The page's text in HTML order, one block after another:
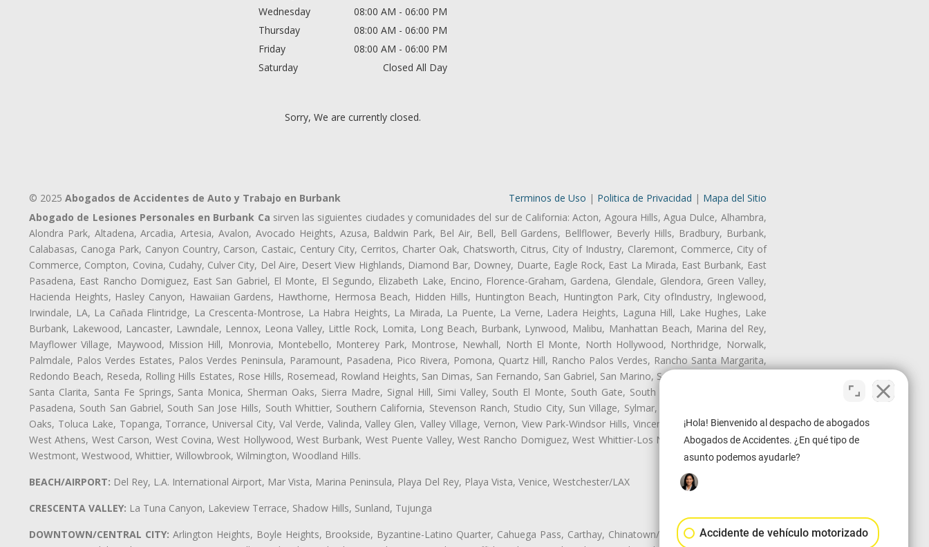
Wednesday
08:00 AM - 06:00 PM
Thursday
08:00 AM - 06:00 PM
Friday
08:00 AM - 06:00 PM
Saturday
Closed All Day
Sorry, We are currently closed.
© 2025 Abogados de Accidentes de Auto y Trabajo en Burbank Terminos de Uso | Politica de Privacidad | Mapa del Sitio
Abogado de Lesiones Personales en Burbank Ca sirven las siguientes ciudades y comunidades del sur de California: Acton, Agoura Hills, Agua Dulce, Alhambra,
Alondra Park, Altadena, Arcadia, Artesia, Avalon, Avocado Heights, Azusa, Baldwin Park, Bel Air, Bell, Bell Gardens, Bellflower, Beverly Hills, Bradbury, Burbank,
Calabasas, Canoga Park, Canyon Country, Carson, Castaic, Century City, Cerritos, Charter Oak, Chatsworth, Citrus, City of Industry, Claremont, Commerce, City of
Commerce, Compton, Covina, Cudahy, Culver City, Del Aire, Desert View Highlands, Diamond Bar, Downey, Duarte, Eagle Rock, East La Mirada, East Burbank, East
Pasadena, East Rancho Domiguez, East San Gabriel, El Monte, El Segundo, Elizabeth Lake, Encino, Florence-Graham, Gardena, Glendale, Glendora, Green Valley,
Hacienda Heights, Hasley Canyon, Hawaiian Gardens, Hawthorne, Hermosa Beach, Hidden Hills, Huntington Beach, Huntington Park, City ofIndustry, Inglewood,
Irwindale, LA, La Cañada Flintridge, La Crescenta-Montrose, La Habra Heights, La Mirada, La Puente, La Verne, Ladera Heights, Laguna Hill, Lake Hughes, Lake
Burbank, Lakewood, Lancaster, Lawndale, Lennox, Leona Valley, Little Rock, Lomita, Long Beach, Burbank, Lynwood, Malibu, Manhattan Beach, Marina del Rey,
Mayflower Village, Maywood, Mission Hill, Monrovia, Montebello, Monterey Park, Montrose, Newhall, North El Monte, North Hollywood, Northridge, Norwalk,
Palmdale, Palos Verdes Estates, Palos Verdes Peninsula, Paramount, Pasadena, Pico Rivera, Pomona, Quartz Hill, Rancho Palos Verdes, Rancho Santa Margarita,
Redondo Beach, Reseda, Rolling Hills Estates, Rose Hills, Rosemead, Rowland Heights, San Dimas, San Fernando, San Gabriel, San Marino, San Pasqual, San Pedro,
Santa Clarita, Santa Fe Springs, Santa Monica, Sherman Oaks, Sierra Madre, Signal Hill, Simi Valley, South El Monte, South Gate, South Monrovia Island, South
Pasadena, South San Gabriel, South San Jose Hills, South Whittier, Southern California, Stevenson Ranch, Studio City, Sun Village, Sylmar, Temple City, Thousand
Oaks, Toluca Lake, Topanga, Torrance, Universal City, Val Verde, Valinda, Valley Glen, Valley Village, Vernon, View Park-Windsor Hills, Vincent, Walnut, Walnut Park,
West Athens, West Carson, West Covina, West Hollywood, West Burbank, West Puente Valley, West Rancho Domiguez, West Whittier-Los Nietos, Westlake Village,
Westmont, Westwood, Whittier, Willowbrook, Wilmington, Woodland Hills.
BEACH/AIRPORT: Del Rey, L.A. International Airport, Mar Vista, Marina Peninsula, Playa Del Rey, Playa Vista, Venice, Westchester/LAX
CRESCENTA VALLEY: La Tuna Canyon, Lakeview Terrace, Shadow Hills, Sunland, Tujunga
DOWNTOWN/CENTRAL CITY: Arlington Heights, Boyle Heights, Brookside, Byzantine-Latino Quarter, Cahuega Pass, Carthay, Chinatown/Historic LA, Central City
¡Hola! Bienvenido al despacho de abogados
Abogados de Accidentes. ¿En qué tipo de
asunto podemos ayudarle?
Accidente de vehículo motorizado